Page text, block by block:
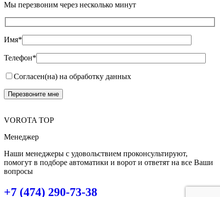
Мы перезвоним через несколько минут
Имя*
Телефон*
Согласен(на) на обработку данных
VOROTA TOP
Менеджер
Наши менеджеры с удовольствием проконсультируют,
помогут в подборе автоматики и ворот и ответят на все Ваши
вопросы
+7 (474) 290-73-38